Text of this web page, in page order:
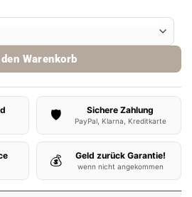
Liquid Mango Peach & Pineapple 10ml
Warenkorb
🛡️ Sichere Zahlung
PayPal, Klarna, Kreditkarte
💰 Geld zurück Garantie!
wenn nicht angekommen